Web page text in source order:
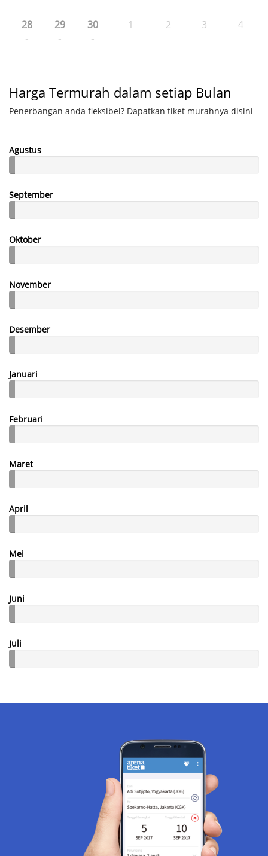
28
-
29
-
30
-
1 2 3 4
Harga Termurah dalam setiap Bulan
Penerbangan anda fleksibel? Dapatkan tiket murahnya disini
Agustus
September
Oktober
November
Desember
Januari
Februari
Maret
April
Mei
Juni
Juli